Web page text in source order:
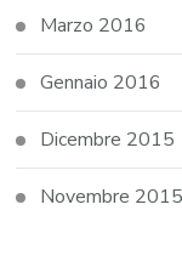
Marzo 2016
Gennaio 2016
Dicembre 2015
Novembre 2015